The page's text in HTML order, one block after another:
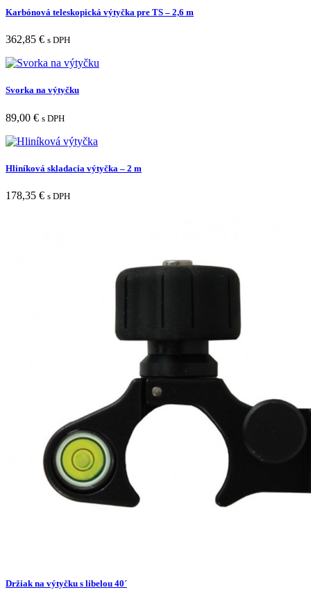
Karbónová teleskopická výtyčka pre TS – 2,6 m
362,85 € s DPH
Svorka na výtyčku
89,00 € s DPH
Hliníková skladacia výtyčka – 2 m
178,35 € s DPH
Držiak na výtyčku s libelou 40´